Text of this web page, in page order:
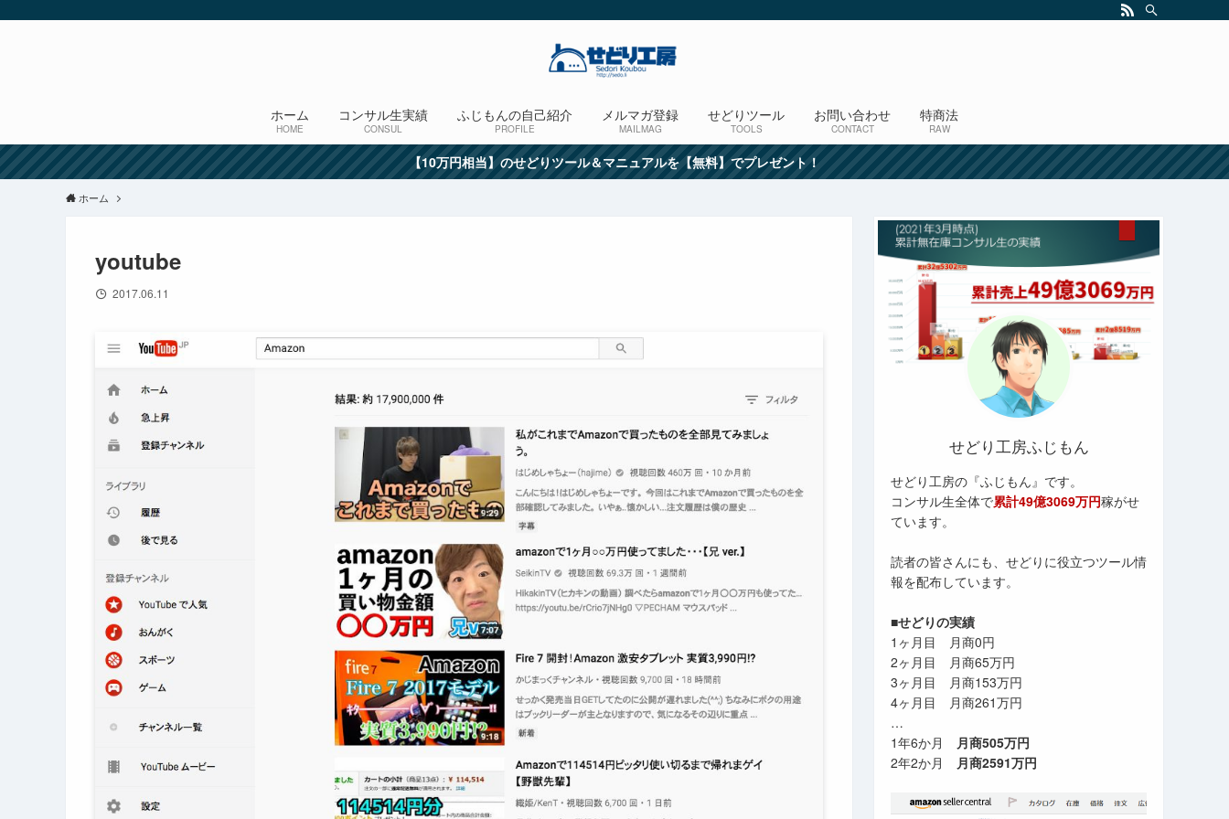
ホーム
HOME
コンサル生実績
CONSUL
ふじもんの自己紹介
PROFILE
メルマガ登録
MAILMAG
せどりツール
TOOLS
お問い合わせ
CONTACT
特商法
RAW
【10万円相当】のせどりツール＆マニュアルを【無料】でプレゼント！
ホーム
youtube
2017.06.11
せどり工房ふじもん
せどり工房の『ふじもん』です。
コンサル生全体で累計49億3069万円稼がせ
ています。
読者の皆さんにも、せどりに役立つツール情
報を配布しています。
■せどりの実績
1ヶ月目 月商0円
2ヶ月目 月商65万円
3ヶ月目 月商153万円
4ヶ月目 月商261万円
…
1年6か月 月商505万円
2年2か月 月商2591万円